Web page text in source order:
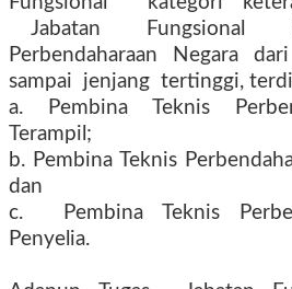
Jabatan Fungsional
Perbendaharaan Negara
sampai jenjang tertinggi,
a. Pembina Teknis
Terampil;
b. Pembina Teknis
dan
c. Pembina Teknis
Penyelia.